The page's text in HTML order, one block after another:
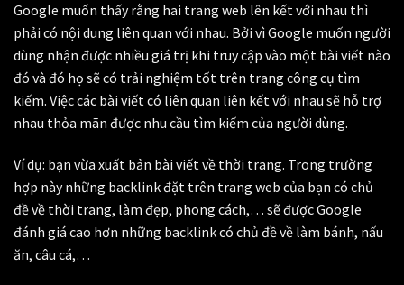
Google muốn thấy rằng hai trang web lên kết với nhau thì
phải có nội dung liên quan với nhau. Bởi vì Google muốn người
dùng nhận được nhiều giá trị khi truy cập vào một bài viết nào
đó và đó họ sẽ có trải nghiệm tốt trên trang công cụ tìm
kiếm. Việc các bài viết có liên quan liên kết với nhau sẽ hỗ trợ
nhau thỏa mãn được nhu cầu tìm kiếm của người dùng.
Ví dụ: bạn vừa xuất bản bài viết về thời trang. Trong trường
hợp này những backlink đặt trên trang web của bạn có chủ
đề về thời trang, làm đẹp, phong cách,… sẽ được Google
đánh giá cao hơn những backlink có chủ đề về làm bánh, nấu
ăn, câu cá,…